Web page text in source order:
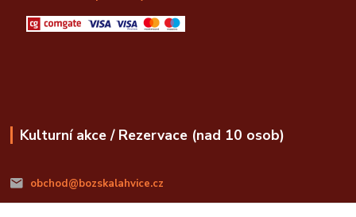
Kulturní akce / Rezervace (nad 10 osob)
obchod@bozskalahvice.cz